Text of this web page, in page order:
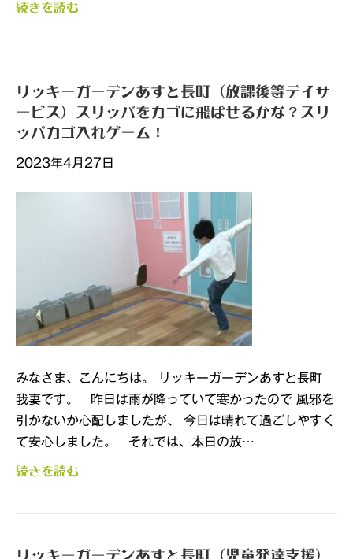
続きを読む
リッキーガーデンあすと長町（放課後等デイサ
ービス）スリッパをカゴに飛ばせるかな？スリ
ッパカゴ入れゲーム！
2023年4月27日
みなさま、こんにちは。 リッキーガーデンあすと長町
我妻です。 昨日は雨が降っていて寒かったので 風邪を
引かないか心配しましたが、 今日は晴れて過ごしやすく
て安心しました。 それでは、本日の放…
続きを読む
リッキーガーデンあすと長町（児童発達支援）